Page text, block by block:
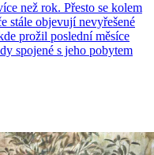
než rok. Přesto se kolem
stále objevují nevyřešené
prožil poslední měsíce
spojené s jeho pobytem